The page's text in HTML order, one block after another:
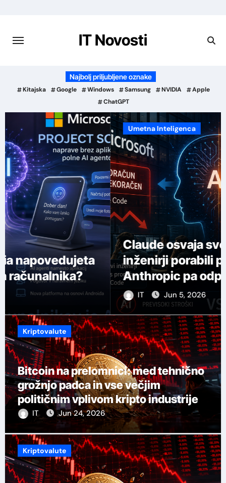
vsebino
IT Novosti
Najbolj priljubljene oznake
Kitajska Google Windows Samsung NVIDIA
Apple
ChatGPT
Umetna Inteligenca
Claude osvaja svet: Microsoftovi
inženirji porabili proračun,
Anthropic pa odpira dostop do
svojega najmočnejšega AI-ja
IT Jun 5, 2026
Kriptovalute
Bitcoin na prelomnici: med tehnično
grožnjo padca in vse večjim
političnim vplivom kripto industrije
IT Jun 24, 2026
Kriptovalute